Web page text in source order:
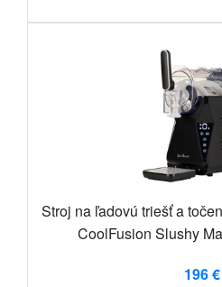
Stroj na ľadovú triešť a
CoolFusion Slushy
196 €